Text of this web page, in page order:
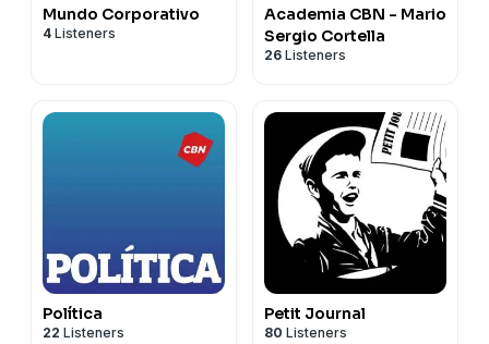
Mundo Corporativo
4 Listeners
Academia CBN - Mario
Sergio Cortella
26 Listeners
Política
22 Listeners
Petit Journal
80 Listeners